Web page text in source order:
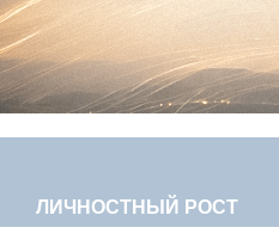
ЛИЧНОСТНЫЙ РОСТ